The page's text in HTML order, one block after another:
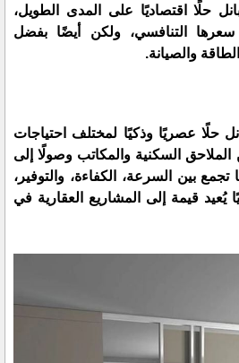
حلًا اقتصاديًا على المدى الطويل،
التنافسي، ولكن أيضًا بفضل
والصيانة.
حلًا عصريًا وذكيًا لمختلف احتياجات
الملاحق السكنية والمكاتب وصولًا إلى
بين السرعة، الكفاءة، والتوفير،
يُعيد قيمة إلى المشاريع العقارية في